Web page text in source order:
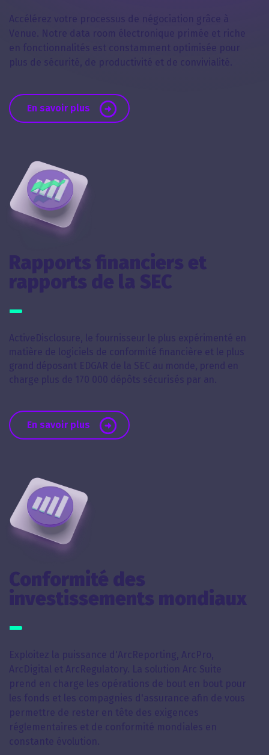
Accélérez votre processus de négociation grâce à
Venue. Notre data room électronique primée et riche
en fonctionnalités est constamment optimisée pour
plus de sécurité, de productivité et de convivialité.
En savoir plus
Rapports financiers et
rapports de la SEC
ActiveDisclosure, le fournisseur le plus expérimenté en
matière de logiciels de conformité financière et le plus
grand déposant EDGAR de la SEC au monde, prend en
charge plus de 170 000 dépôts sécurisés par an.
En savoir plus
Conformité des
investissements mondiaux
Exploitez la puissance d'ArcReporting, ArcPro,
ArcDigital et ArcRegulatory. La solution Arc Suite
prend en charge les opérations de bout en bout pour
les fonds et les compagnies d'assurance afin de vous
permettre de rester en tête des exigences
réglementaires et de conformité mondiales en
constante évolution.